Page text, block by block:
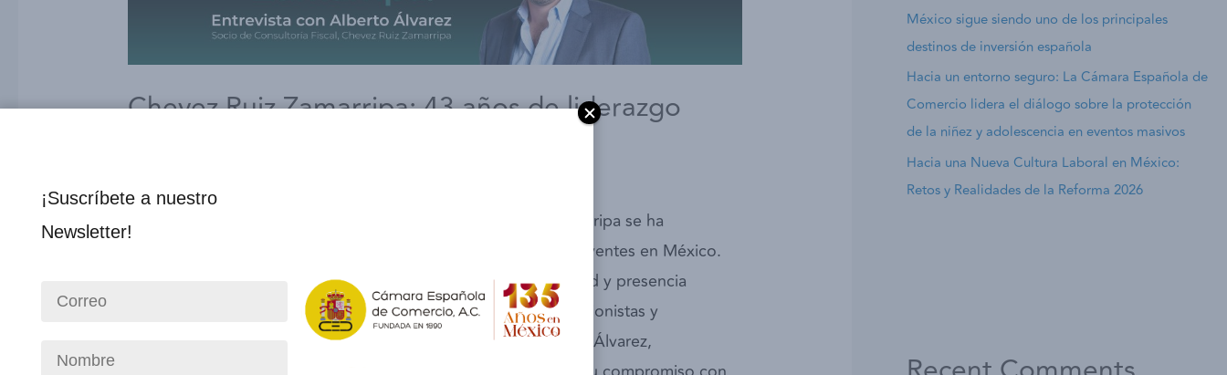
Chevez Ruiz Zamarripa: 43 años de liderazgo
Con más de cuatro décadas de experiencia, Chevez Ruiz Zamarripa se ha
consolidado como una de las firmas fiscales y legales más influyentes en México.
Su enfoque integral, combinado con un alto estándar de calidad y presencia
internacional, le ha permitido asesorar a personas físicas, inversionistas y
corporaciones de gran impacto. En esta entrevista con Alberto Álvarez,
México sigue siendo uno de los principales
destinos de inversión española
Hacia un entorno seguro: La Cámara Española de
Comercio lidera el diálogo sobre la protección
de la niñez y adolescencia en eventos masivos
Hacia una Nueva Cultura Laboral en México:
Retos y Realidades de la Reforma 2026
¡Suscríbete a nuestro
Newsletter!